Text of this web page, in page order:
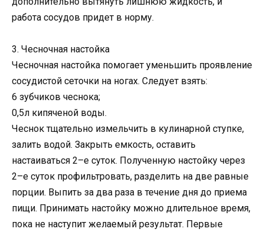
работа сосудов придет в норму.
3. Чесночная настойка
Чесночная настойка помогает уменьшить проявление
сосудистой сеточки на ногах. Следует взять:
6 зубчиков чеснока;
0,5л кипяченой воды.
Чеснок тщательно измельчить в кулинарной ступке,
залить водой. Закрыть емкость, оставить
настаиваться 2–е суток. Полученную настойку через
2–е суток профильтровать, разделить на две равные
порции. Выпить за два раза в течение дня до приема
пищи. Принимать настойку можно длительное время,
пока не наступит желаемый результат. Первые